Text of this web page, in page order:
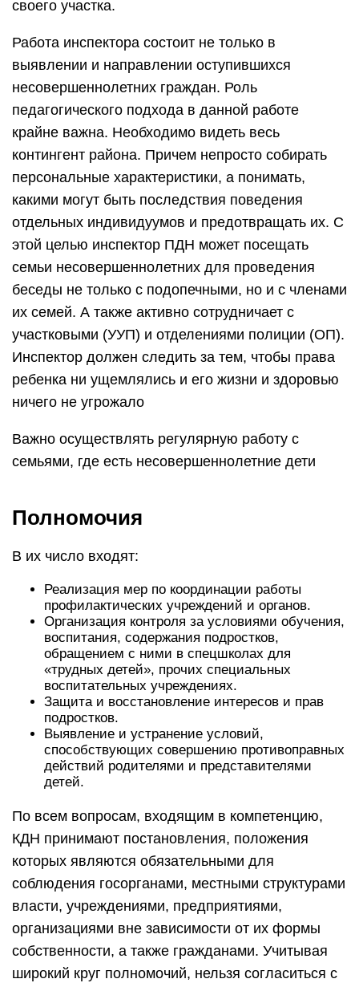
своего участка.
Работа инспектора состоит не только в
выявлении и направлении оступившихся
несовершеннолетних граждан. Роль
педагогического подхода в данной работе
крайне важна. Необходимо видеть весь
контингент района. Причем непросто собирать
персональные характеристики, а понимать,
какими могут быть последствия поведения
отдельных индивидуумов и предотвращать их. С
этой целью инспектор ПДН может посещать
семьи несовершеннолетних для проведения
беседы не только с подопечными, но и с членами
их семей. А также активно сотрудничает с
участковыми (УУП) и отделениями полиции (ОП).
Инспектор должен следить за тем, чтобы права
ребенка ни ущемлялись и его жизни и здоровью
ничего не угрожало
Важно осуществлять регулярную работу с
семьями, где есть несовершеннолетние дети
Полномочия
В их число входят:
Реализация мер по координации работы
профилактических учреждений и органов.
Организация контроля за условиями обучения,
воспитания, содержания подростков,
обращением с ними в спецшколах для
«трудных детей», прочих специальных
воспитательных учреждениях.
Защита и восстановление интересов и прав
подростков.
Выявление и устранение условий,
способствующих совершению противоправных
действий родителями и представителями
детей.
По всем вопросам, входящим в компетенцию,
КДН принимают постановления, положения
которых являются обязательными для
соблюдения госорганами, местными структурами
власти, учреждениями, предприятиями,
организациями вне зависимости от их формы
собственности, а также гражданами. Учитывая
широкий круг полномочий, нельзя согласиться с